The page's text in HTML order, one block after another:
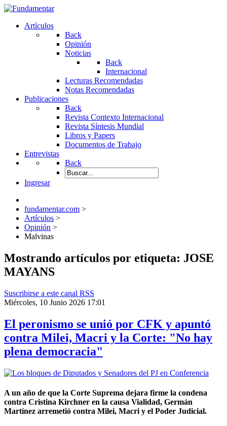
Artículos
Back
Opinión
Noticias
Back
Internacional
Lecturas Recomendadas
Notas Recomendadas
Publicaciones
Back
Revista Contexto Internacional
Revista Síntesis Mundial
Libros y Papers
Documentos de Trabajo
Entrevistas
Back
Ingresar
fundamentar.com >
Artículos >
Opinión >
Malvinas
Mostrando artículos por etiqueta: JOSE
MAYANS
Suscribirse a este canal RSS
Miércoles, 10 Junio 2026 17:01
El peronismo se unió por CFK y apuntó
contra Milei, Macri y la Corte: "No hay
plena democracia"
A un año de que la Corte Suprema dejara firme la condena
contra Cristina Kirchner en la causa Vialidad, Germán
Martínez arremetió contra Milei, Macri y el Poder Judicial.